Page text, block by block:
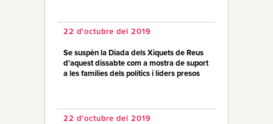
22 d'octubre del 2019
Se suspèn la Diada dels Xiquets de Reus
d'aquest dissabte com a mostra de suport
a les famílies dels polítics i líders presos
22 d'octubre del 2019